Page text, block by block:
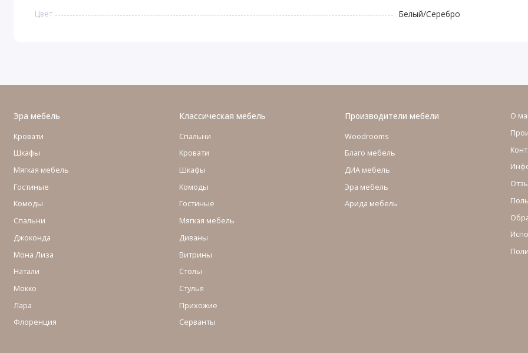
Цвет Белый/Серебро
Эра мебель
Кровати
Шкафы
Мягкая мебель
Гостиные
Комоды
Cпальни
Джоконда
Мона Лиза
Натали
Мокко
Лара
Флоренция
Классическая мебель
Спальни
Кровати
Шкафы
Комоды
Гостиные
Мягкая мебель
Диваны
Витрины
Столы
Стулья
Прихожие
Серванты
Производители мебели
Woodrooms
Благо мебель
ДИА мебель
Эра мебель
Арида мебель
О